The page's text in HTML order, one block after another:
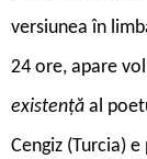
versiunea în
24 ore, apare
existență al
Cengiz (Turcia)